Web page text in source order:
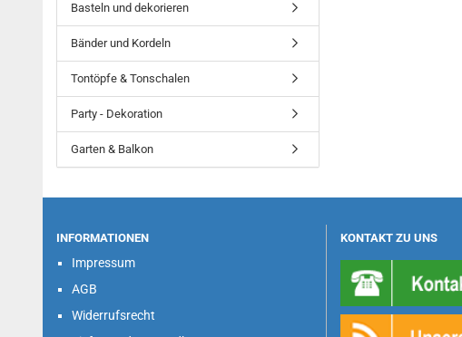
Basteln und dekorieren
Bänder und Kordeln
Tontöpfe & Tonschalen
Party - Dekoration
Garten & Balkon
INFORMATIONEN
Impressum
AGB
Widerrufsrecht
KONTAKT ZU UNS